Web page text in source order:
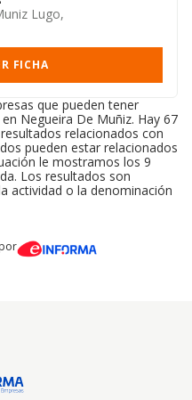
Lugo,
FICHA
que pueden tener
Negueira De Muñiz. Hay 67
relacionados con
pueden estar relacionados
le mostramos los 9
Los resultados son
actividad o la denominación